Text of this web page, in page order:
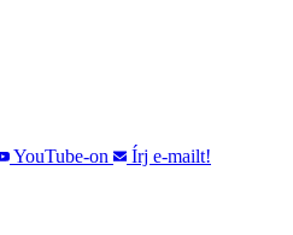
YouTube-on
Írj e-mailt!